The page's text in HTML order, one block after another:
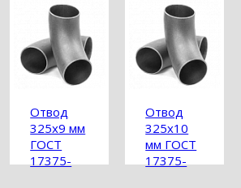
Отвод
325х9 мм
ГОСТ
17375-
Отвод
325х10
мм ГОСТ
17375-